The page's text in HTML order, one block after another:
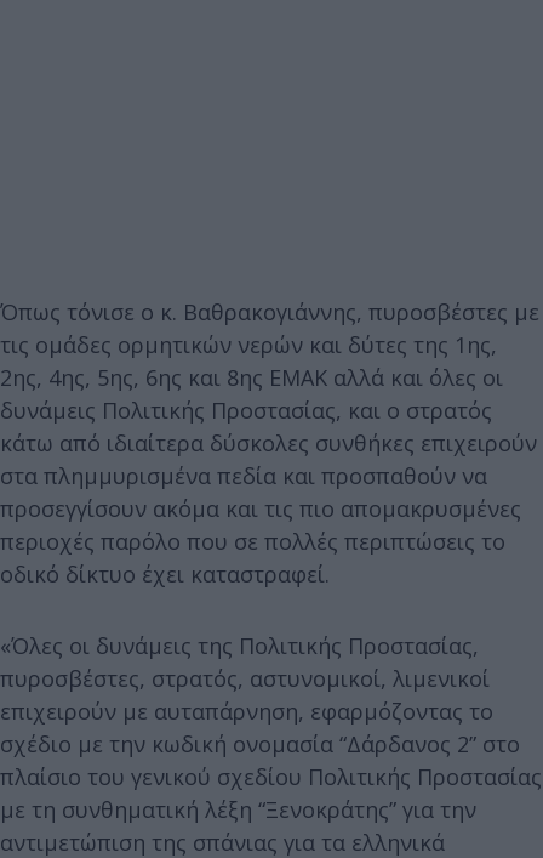
Όπως τόνισε ο κ. Βαθρακογιάννης, πυροσβέστες με
τις ομάδες ορμητικών νερών και δύτες της 1ης,
2ης, 4ης, 5ης, 6ης και 8ης ΕΜΑΚ αλλά και όλες οι
δυνάμεις Πολιτικής Προστασίας, και ο στρατός
κάτω από ιδιαίτερα δύσκολες συνθήκες επιχειρούν
στα πλημμυρισμένα πεδία και προσπαθούν να
προσεγγίσουν ακόμα και τις πιο απομακρυσμένες
περιοχές παρόλο που σε πολλές περιπτώσεις το
οδικό δίκτυο έχει καταστραφεί.
«Όλες οι δυνάμεις της Πολιτικής Προστασίας,
πυροσβέστες, στρατός, αστυνομικοί, λιμενικοί
επιχειρούν με αυταπάρνηση, εφαρμόζοντας το
σχέδιο με την κωδική ονομασία “Δάρδανος 2” στο
πλαίσιο του γενικού σχεδίου Πολιτικής Προστασίας
με τη συνθηματική λέξη “Ξενοκράτης” για την
αντιμετώπιση της σπάνιας για τα ελληνικά